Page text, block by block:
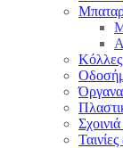
Κόλλες